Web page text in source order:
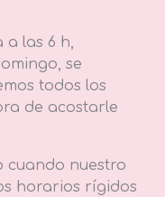
a las 6 h,
se
todos los
de acostarle
cuando nuestro
horarios rígidos